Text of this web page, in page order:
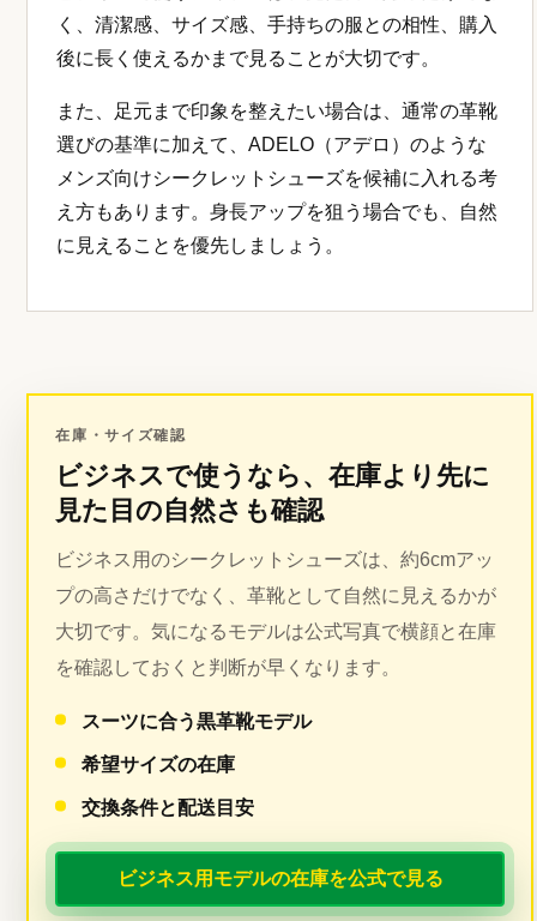
く、清潔感、サイズ感、手持ちの服との相性、購入
後に長く使えるかまで見ることが大切です。
また、足元まで印象を整えたい場合は、通常の革靴
選びの基準に加えて、ADELO（アデロ）のような
メンズ向けシークレットシューズを候補に入れる考
え方もあります。身長アップを狙う場合でも、自然
に見えることを優先しましょう。
在庫・サイズ確認
ビジネスで使うなら、在庫より先に
見た目の自然さも確認
ビジネス用のシークレットシューズは、約6cmアッ
プの高さだけでなく、革靴として自然に見えるかが
大切です。気になるモデルは公式写真で横顔と在庫
を確認しておくと判断が早くなります。
スーツに合う黒革靴モデル
希望サイズの在庫
交換条件と配送目安
ビジネス用モデルの在庫を公式で見る